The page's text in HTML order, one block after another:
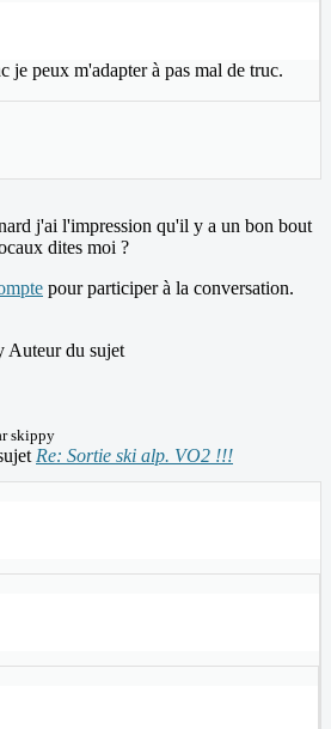
je peux m'adapter à pas mal de truc.
j'ai l'impression qu'il y a un bon bout
dites moi ?
pour participer à la conversation.
Auteur du sujet
skippy
Re: Sortie ski alp. VO2 !!!